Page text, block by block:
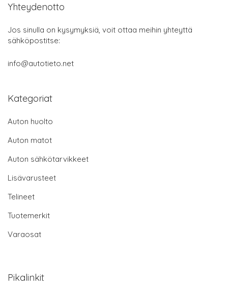
Yhteydenotto
Jos sinulla on kysymyksiä, voit ottaa meihin yhteyttä
sähköpostitse:
info@autotieto.net
Kategoriat
Auton huolto
Auton matot
Auton sähkötarvikkeet
Lisävarusteet
Telineet
Tuotemerkit
Varaosat
Pikalinkit